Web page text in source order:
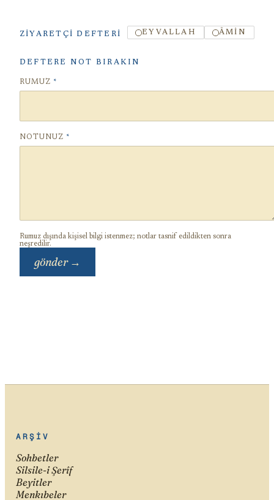
ZIYARETÇI DEFTERI EYVALLAH ÂMIN
DEFTERE NOT BIRAKIN
RUMUZ *
NOTUNUZ *
Rumuz dışında kişisel bilgi istenmez; notlar tasnif edildikten sonra
neşredilir.
gönder →
ARŞIV
Sohbetler
Silsile-i Şerîf
Beyitler
Menkıbeler